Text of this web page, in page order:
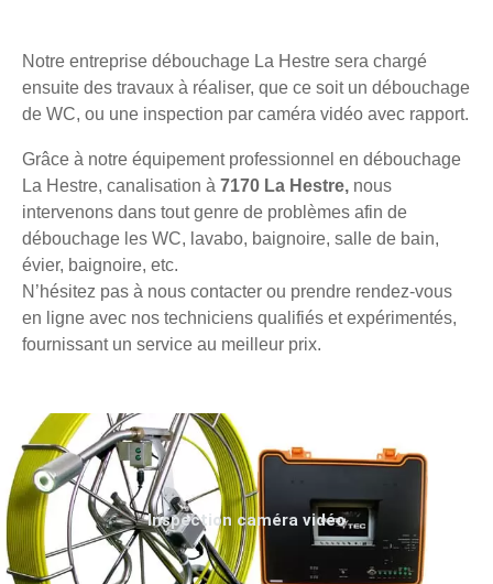
Notre entreprise débouchage La Hestre sera chargé
ensuite des travaux à réaliser, que ce soit un débouchage
de WC, ou une inspection par caméra vidéo avec rapport.
Grâce à notre équipement professionnel en débouchage
La Hestre, canalisation à 7170 La Hestre, nous
intervenons dans tout genre de problèmes afin de
débouchage les WC, lavabo, baignoire, salle de bain,
évier, baignoire, etc.
N’hésitez pas à nous contacter ou prendre rendez-vous
en ligne avec nos techniciens qualifiés et expérimentés,
fournissant un service au meilleur prix.
Inspection caméra vidéo